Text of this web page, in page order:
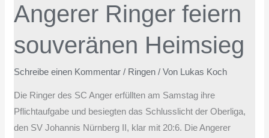
Angerer Ringer feiern
souveränen Heimsieg
Schreibe einen Kommentar / Ringen / Von Lukas Koch
Die Ringer des SC Anger erfüllten am Samstag ihre
Pflichtaufgabe und besiegten das Schlusslicht der Oberliga,
den SV Johannis Nürnberg II, klar mit 20:6. Die Angerer
souveränen
Heimsieg